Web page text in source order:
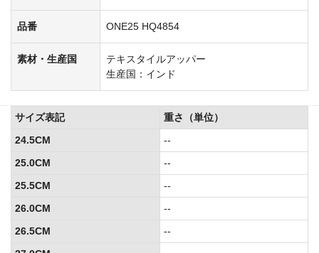
品番 ONE25 HQ4854
素材・生産国
テキスタイルアッパー
生産国：インド
サイズ表記
重さ（単位）
24.5CM
--
25.0CM
--
25.5CM
--
26.0CM
--
26.5CM
--